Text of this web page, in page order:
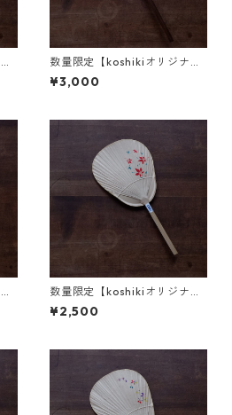
数量限定【koshikiオリジナ
ル】うちわ(大) -あやめ-
¥3,000
数量限定【koshikiオリジナ
ル】うちわ(小) -楓-
¥2,500